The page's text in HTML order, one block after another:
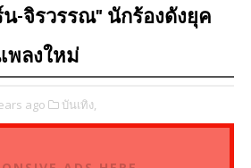
น-จิรวรรณ" นักร้องดังยุค
พลงใหม่
ago บันเทิง,